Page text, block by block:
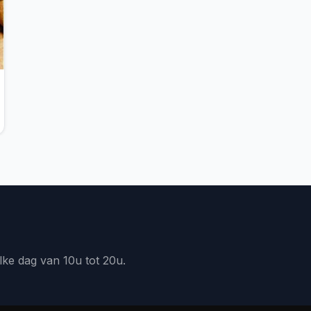
dag van 10u tot 20u.